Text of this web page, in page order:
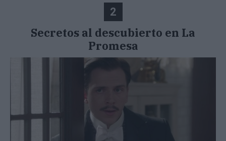
2
Secretos al descubierto en La
Promesa